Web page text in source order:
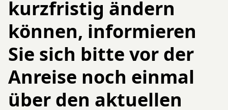
kurzfristig ändern
können, informieren
Sie sich bitte vor der
Anreise noch einmal
über den aktuellen